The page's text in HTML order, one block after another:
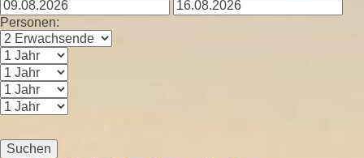
Personen:
Suchen